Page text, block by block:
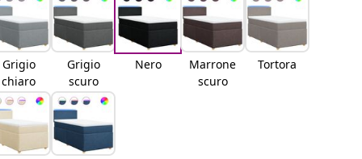
Grigio
chiaro
Grigio
scuro
Nero
Marrone
scuro
Tortora